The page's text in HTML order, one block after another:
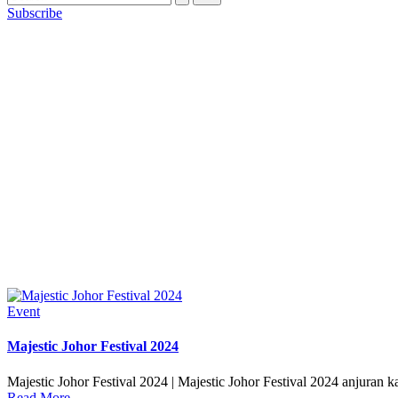
Subscribe
Posted
Event
Majestic Johor Festival 2024
Majestic Johor Festival 2024 | Majestic Johor Festival 2024 anjuran